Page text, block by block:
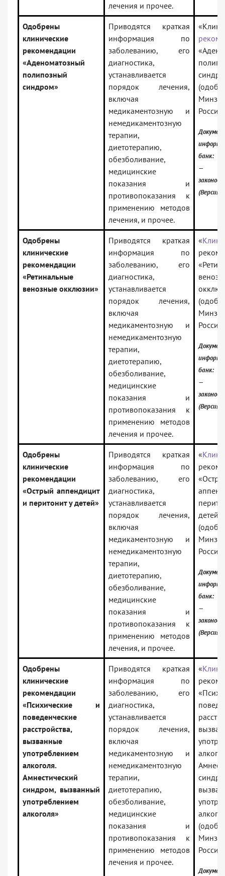
лечения и прочее.
Одобрены
клинические
рекомендации
«Аденоматозный
полипозный
синдром»
Приводятся краткая
информация по
заболеванию, его
диагностика,
устанавливается
порядок лечения,
включая
медикаментозную и
немедикаментозную
терапии,
диетотерапию,
обезболивание,
медицинские
показания и
противопоказания к
применению методов
лечения, и прочее.
России)
банк:
—
(Версия
Одобрены
клинические
рекомендации
«Ретинальные
венозные окклюзии»
Приводятся краткая
информация по
заболеванию, его
диагностика,
устанавливается
порядок лечения,
включая
медикаментозную и
немедикаментозную
терапии,
диетотерапию,
обезболивание,
медицинские
показания и
противопоказания к
применению методов
лечения и прочее.
«
России)
банк:
—
(Версия
Одобрены
клинические
рекомендации
«Острый аппендицит
и перитонит у детей»
Приводятся краткая
информация по
заболеванию, его
диагностика,
устанавливается
порядок лечения,
включая
медикаментозную и
немедикаментозную
терапии,
диетотерапию,
обезболивание,
медицинские
показания и
противопоказания к
применению методов
лечения, и прочее.
«
детей»
России)
банк:
—
(Версия
Одобрены
клинические
рекомендации
«Психические и
поведенческие
расстройства,
вызванные
употреблением
алкоголя.
Амнестический
синдром, вызванный
употреблением
алкоголя»
Приводятся краткая
информация по
заболеванию, его
диагностика,
устанавливается
порядок лечения,
включая
медикаментозную и
немедикаментозную
терапии,
диетотерапию,
обезболивание,
медицинские
показания и
противопоказания к
применению методов
лечения и прочее.
«
России)